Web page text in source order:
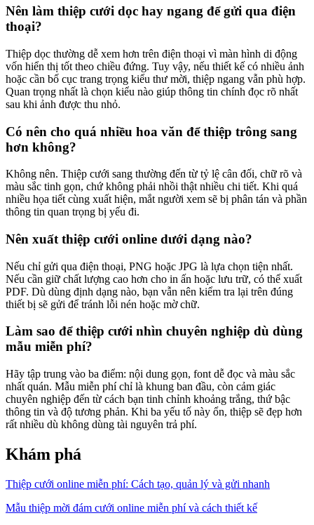
Nên làm thiệp cưới dọc hay ngang để gửi qua điện
thoại?
Thiệp dọc thường dễ xem hơn trên điện thoại vì màn hình di động
vốn hiển thị tốt theo chiều đứng. Tuy vậy, nếu thiết kế có nhiều ảnh
hoặc cần bố cục trang trọng kiểu thư mời, thiệp ngang vẫn phù hợp.
Quan trọng nhất là chọn kiểu nào giúp thông tin chính đọc rõ nhất
sau khi ảnh được thu nhỏ.
Có nên cho quá nhiều hoa văn để thiệp trông sang
hơn không?
Không nên. Thiệp cưới sang thường đến từ tỷ lệ cân đối, chữ rõ và
màu sắc tinh gọn, chứ không phải nhồi thật nhiều chi tiết. Khi quá
nhiều họa tiết cùng xuất hiện, mắt người xem sẽ bị phân tán và phần
thông tin quan trọng bị yếu đi.
Nên xuất thiệp cưới online dưới dạng nào?
Nếu chỉ gửi qua điện thoại, PNG hoặc JPG là lựa chọn tiện nhất.
Nếu cần giữ chất lượng cao hơn cho in ấn hoặc lưu trữ, có thể xuất
PDF. Dù dùng định dạng nào, bạn vẫn nên kiểm tra lại trên đúng
thiết bị sẽ gửi để tránh lỗi nén hoặc mờ chữ.
Làm sao để thiệp cưới nhìn chuyên nghiệp dù dùng
mẫu miễn phí?
Hãy tập trung vào ba điểm: nội dung gọn, font dễ đọc và màu sắc
nhất quán. Mẫu miễn phí chỉ là khung ban đầu, còn cảm giác
chuyên nghiệp đến từ cách bạn tinh chỉnh khoảng trắng, thứ bậc
thông tin và độ tương phản. Khi ba yếu tố này ổn, thiệp sẽ đẹp hơn
rất nhiều dù không dùng tài nguyên trả phí.
Khám phá
Thiệp cưới online miễn phí: Cách tạo, quản lý và gửi nhanh
Mẫu thiệp mời đám cưới online miễn phí và cách thiết kế